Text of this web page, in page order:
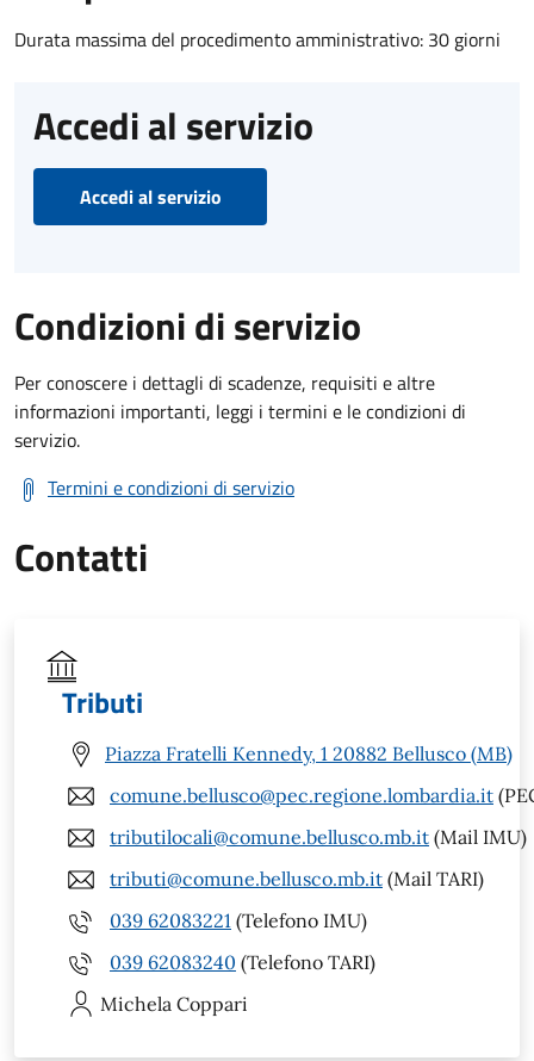
Durata massima del procedimento amministrativo: 30 giorni
Accedi al servizio
Accedi al servizio
Condizioni di servizio
Per conoscere i dettagli di scadenze, requisiti e altre
informazioni importanti, leggi i termini e le condizioni di
servizio.
Termini e condizioni di servizio
Contatti
Tributi
Piazza Fratelli Kennedy, 1 20882 Bellusco (MB)
comune.bellusco@pec.regione.lombardia.it
tributilocali@comune.bellusco.mb.it (Mail IMU)
tributi@comune.bellusco.mb.it (Mail TARI)
039 62083221 (Telefono IMU)
039 62083240 (Telefono TARI)
Michela Coppari